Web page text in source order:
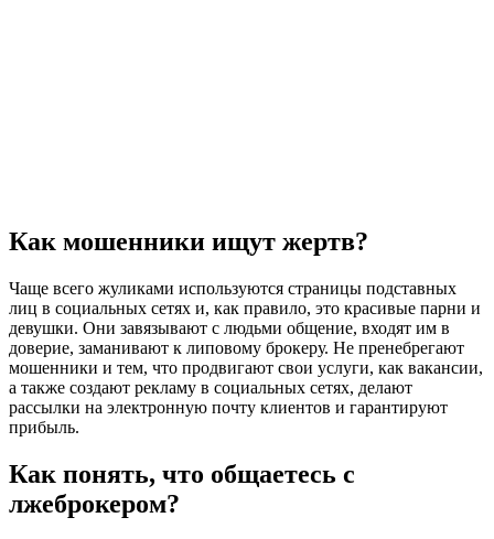
Как мошенники ищут жертв?
Чаще всего жуликами используются страницы подставных
лиц в социальных сетях и, как правило, это красивые парни и
девушки. Они завязывают с людьми общение, входят им в
доверие, заманивают к липовому брокеру. Не пренебрегают
мошенники и тем, что продвигают свои услуги, как вакансии,
а также создают рекламу в социальных сетях, делают
рассылки на электронную почту клиентов и гарантируют
прибыль.
Как понять, что общаетесь с
лжеброкером?